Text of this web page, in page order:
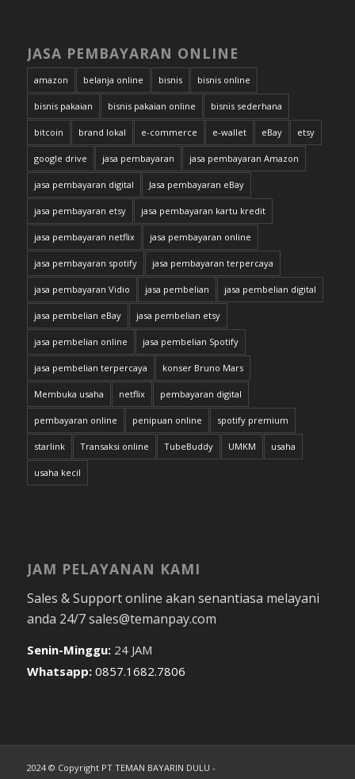
JASA PEMBAYARAN ONLINE
amazon belanja online bisnis bisnis online
bisnis pakaian bisnis pakaian online bisnis sederhana
bitcoin brand lokal e-commerce e-wallet eBay etsy
google drive jasa pembayaran jasa pembayaran Amazon
jasa pembayaran digital Jasa pembayaran eBay
jasa pembayaran etsy jasa pembayaran kartu kredit
jasa pembayaran netflix jasa pembayaran online
jasa pembayaran spotify jasa pembayaran terpercaya
jasa pembayaran Vidio jasa pembelian jasa pembelian digital
jasa pembelian eBay jasa pembelian etsy
jasa pembelian online jasa pembelian Spotify
jasa pembelian terpercaya konser Bruno Mars
Membuka usaha netflix pembayaran digital
pembayaran online penipuan online spotify premium
starlink Transaksi online TubeBuddy UMKM usaha
usaha kecil
JAM PELAYANAN KAMI
Sales & Support online akan senantiasa melayani
anda 24/7 sales@temanpay.com
Senin-Minggu: 24 JAM
Whatsapp: 0857.1682.7806
2024 © Copyright PT TEMAN BAYARIN DULU -